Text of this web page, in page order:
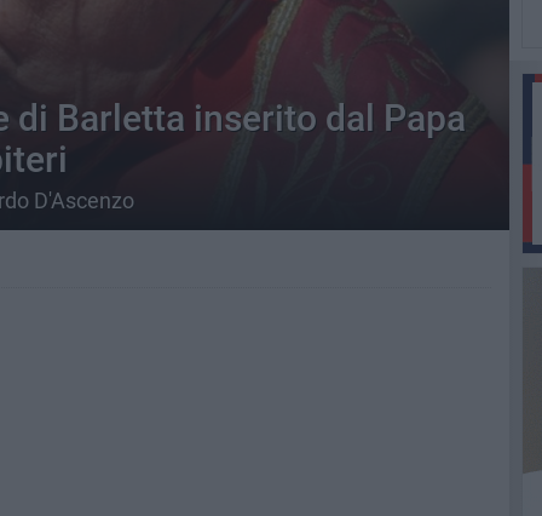
Barletta inserito dal Papa
D'Ascenzo